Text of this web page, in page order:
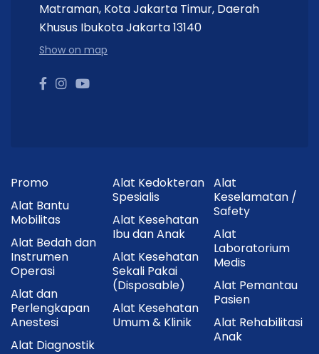
Matraman, Kota Jakarta Timur, Daerah
Khusus Ibukota Jakarta 13140
Show on map
Promo
Alat Bantu
Mobilitas
Alat Bedah dan
Instrumen
Operasi
Alat dan
Perlengkapan
Anestesi
Alat Diagnostik
Alat Kedokteran
Spesialis
Alat Kesehatan
Ibu dan Anak
Alat Kesehatan
Sekali Pakai
(Disposable)
Alat Kesehatan
Umum & Klinik
Alat
Keselamatan /
Safety
Alat
Laboratorium
Medis
Alat Pemantau
Pasien
Alat Rehabilitasi
Anak